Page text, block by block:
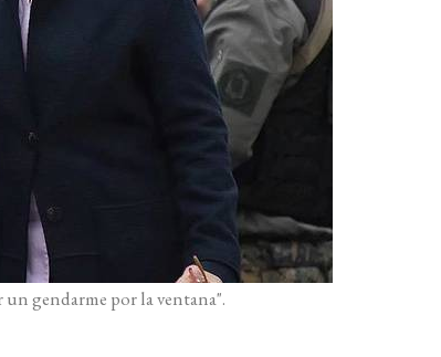
gendarme por la ventana".